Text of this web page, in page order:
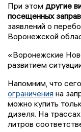
При этом другие
посещенных
заявлений о
Воронежской
«Воронежские
развитием
Напомним, что
ограничения на
можно купить
дизеля. На
литров